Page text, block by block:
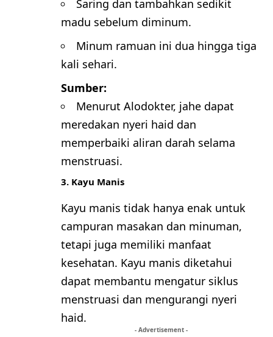
Saring dan tambahkan sedikit
madu sebelum diminum.
Minum ramuan ini dua hingga tiga
kali sehari.
Sumber:
Menurut Alodokter, jahe dapat
meredakan nyeri haid dan
memperbaiki aliran darah selama
menstruasi.
3. Kayu Manis
Kayu manis tidak hanya enak untuk
campuran masakan dan minuman,
tetapi juga memiliki manfaat
kesehatan. Kayu manis diketahui
dapat membantu mengatur siklus
menstruasi dan mengurangi nyeri
haid.
- Advertisement -